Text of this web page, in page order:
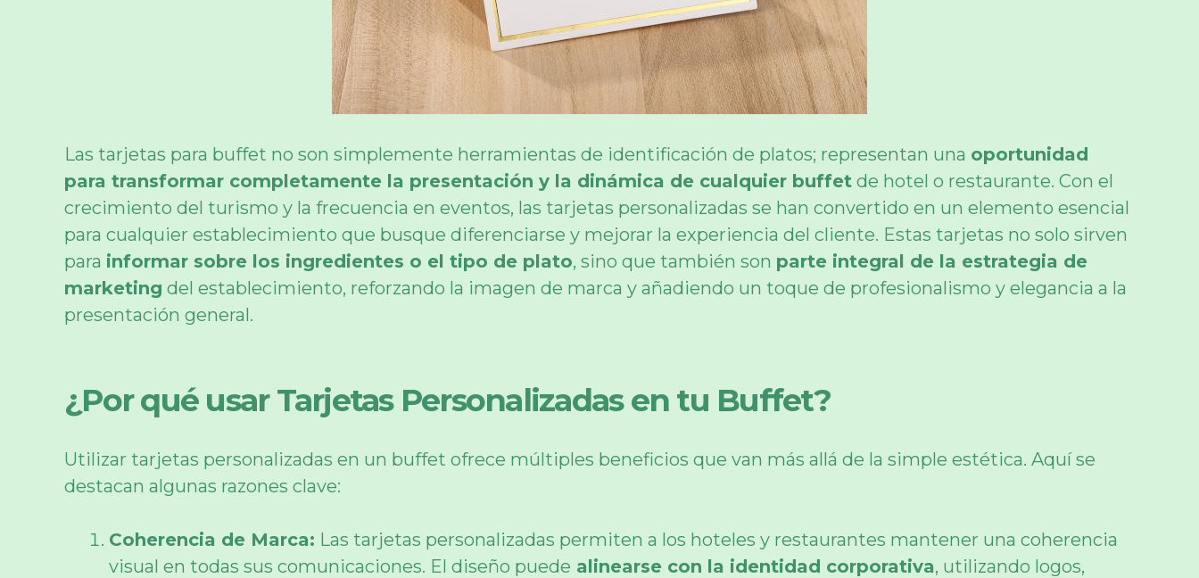
Las tarjetas para buffet no son simplemente herramientas de identificación de platos; representan una oportunidad
para transformar completamente la presentación y la dinámica de cualquier buffet de hotel o restaurante. Con el
crecimiento del turismo y la frecuencia en eventos, las tarjetas personalizadas se han convertido en un elemento esencial
para cualquier establecimiento que busque diferenciarse y mejorar la experiencia del cliente. Estas tarjetas no solo sirven
para informar sobre los ingredientes o el tipo de plato, sino que también son parte integral de la estrategia de
marketing del establecimiento, reforzando la imagen de marca y añadiendo un toque de profesionalismo y elegancia a la
presentación general.
¿Por qué usar Tarjetas Personalizadas en tu Buffet?
Utilizar tarjetas personalizadas en un buffet ofrece múltiples beneficios que van más allá de la simple estética. Aquí se
destacan algunas razones clave:
Coherencia de Marca: Las tarjetas personalizadas permiten a los hoteles y restaurantes mantener una coherencia
visual en todas sus comunicaciones. El diseño puede alinearse con la identidad corporativa, utilizando logos,